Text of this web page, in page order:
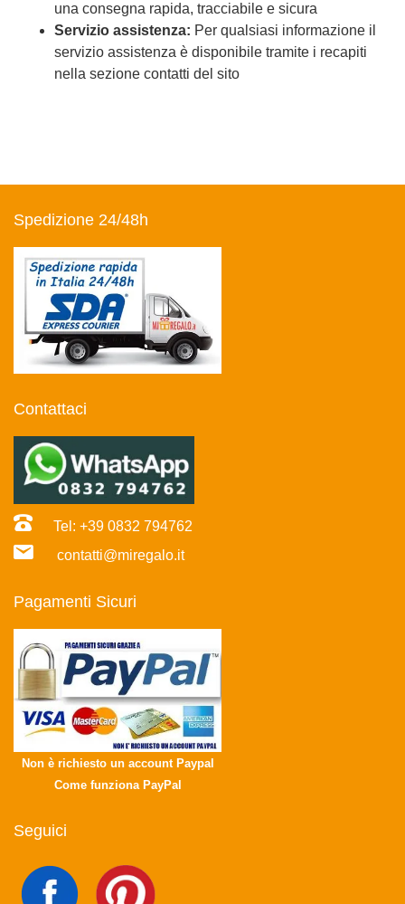
una consegna rapida, tracciabile e sicura
Servizio assistenza: Per qualsiasi informazione il
servizio assistenza è disponibile tramite i recapiti
nella sezione contatti del sito
Spedizione 24/48h
Contattaci
Tel: +39 0832 794762
contatti@miregalo.it
Pagamenti Sicuri
Non è richiesto un account Paypal
Come funziona PayPal
Seguici